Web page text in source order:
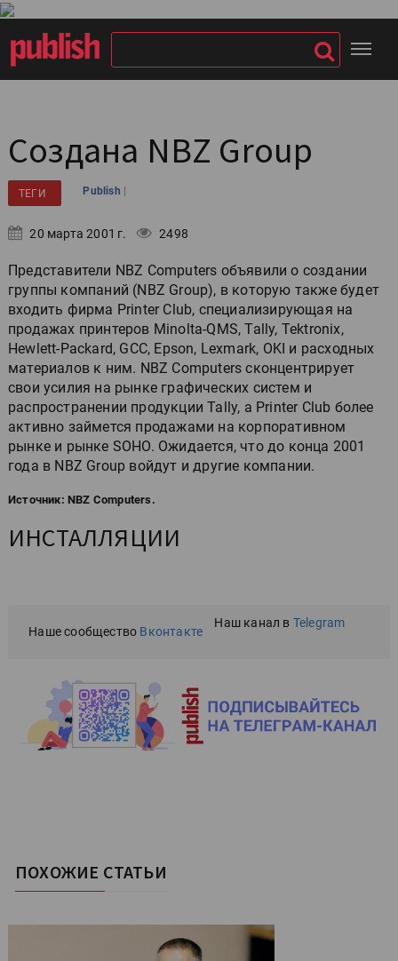
Создана NBZ Group
ТЕГИ Publish |
20 марта 2001 г. 2498
Представители NBZ Computers объявили о создании
группы компаний (NBZ Group), в которую также будет
входить фирма Printer Club, специализирующая на
продажах принтеров Minolta-QMS, Tally, Tektronix,
Hewlett-Packard, GCC, Epson, Lexmark, OKI и расходных
материалов к ним. NBZ Computers сконцентрирует
свои усилия на рынке графических систем и
распространении продукции Tally, а Printer Club более
активно займется продажами на корпоративном
рынке и рынке SOHO. Ожидается, что до конца 2001
года в NBZ Group войдут и другие компании.
Источник: NBZ Computers.
ИНСТАЛЛЯЦИИ
Наше сообщество Вконтакте
Наш канал в Telegram
ПОХОЖИЕ СТАТЬИ